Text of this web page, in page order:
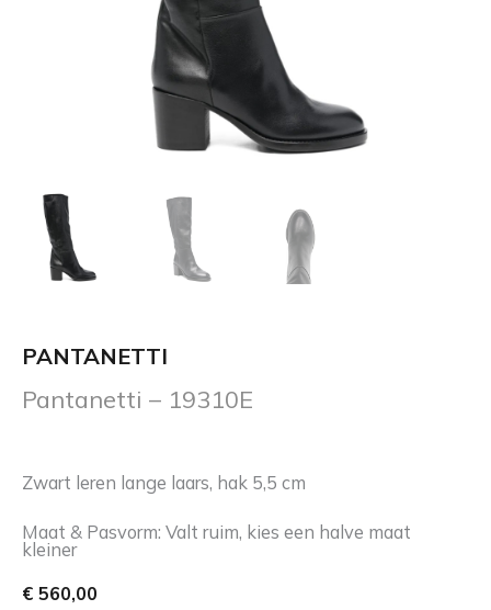
PANTANETTI
Pantanetti – 19310E
Zwart leren lange laars, hak 5,5 cm
Maat & Pasvorm: Valt ruim, kies een halve maat
kleiner
€ 560,00